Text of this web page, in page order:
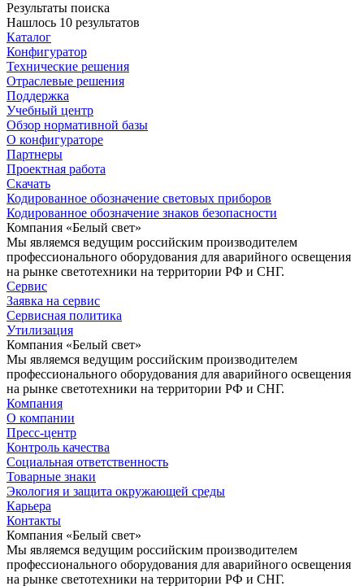
Результаты поиска
Нашлось 10 результатов
Каталог
Конфигуратор
Технические решения
Отраслевые решения
Поддержка
Учебный центр
Обзор нормативной базы
О конфигураторе
Партнеры
Проектная работа
Скачать
Кодированное обозначение световых приборов
Кодированное обозначение знаков безопасности
Компания «Белый свет»
Мы являемся ведущим российским производителем
профессионального оборудования для аварийного освещения
на рынке светотехники на территории РФ и СНГ.
Сервис
Заявка на сервис
Сервисная политика
Утилизация
Компания «Белый свет»
Мы являемся ведущим российским производителем
профессионального оборудования для аварийного освещения
на рынке светотехники на территории РФ и СНГ.
Компания
О компании
Пресс-центр
Контроль качества
Социальная ответственность
Товарные знаки
Экология и защита окружающей среды
Карьера
Контакты
Компания «Белый свет»
Мы являемся ведущим российским производителем
профессионального оборудования для аварийного освещения
на рынке светотехники на территории РФ и СНГ.